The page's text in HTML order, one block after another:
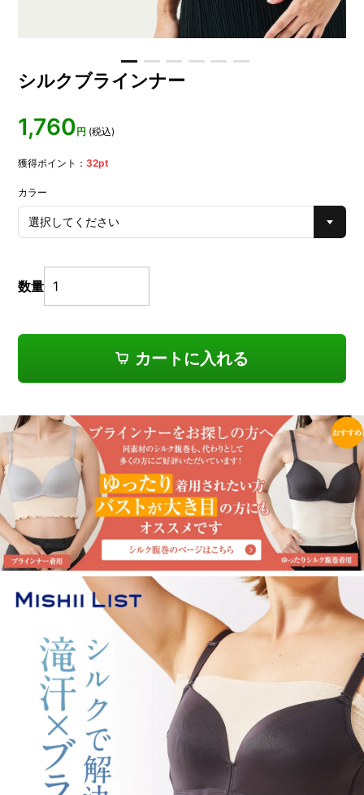
シルクブラインナー
1,760円 (税込)
獲得ポイント： 32pt
カラー
数量
カートに入れる